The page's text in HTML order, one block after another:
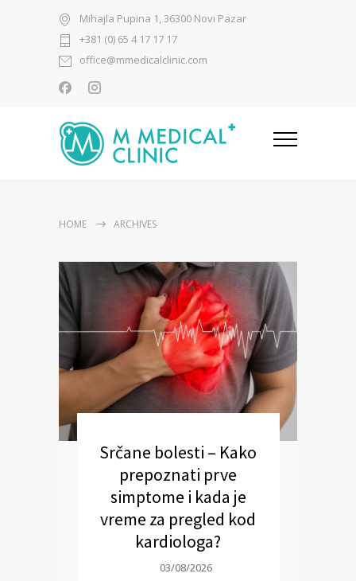
Mihajla Pupina 1, 36300 Novi Pazar
+381 (0) 65 4 17 17 17
office@mmedicalclinic.com
HOME ARCHIVES
Srčane bolesti – Kako
prepoznati prve
simptome i kada je
vreme za pregled kod
kardiologa?
03/08/2026